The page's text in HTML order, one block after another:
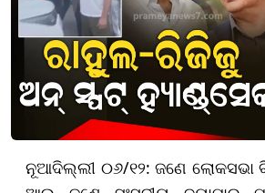
ନୂଆଦିଲ୍ଲୀ ୦୬/୧୨: ଜଣେ ଲୋକସଭା